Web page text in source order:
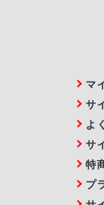
マ
サ
よ
サ
特
プ